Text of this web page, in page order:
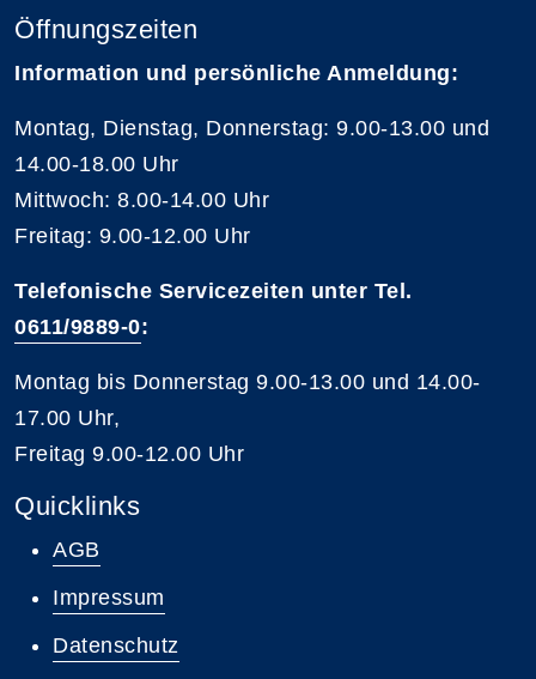
Öffnungszeiten
Information und persönliche Anmeldung:
Montag, Dienstag, Donnerstag: 9.00-13.00 und
14.00-18.00 Uhr
Mittwoch: 8.00-14.00 Uhr
Freitag: 9.00-12.00 Uhr
Telefonische Servicezeiten unter Tel.
0611/9889-0:
Montag bis Donnerstag 9.00-13.00 und 14.00-
17.00 Uhr,
Freitag 9.00-12.00 Uhr
Quicklinks
AGB
Impressum
Datenschutz